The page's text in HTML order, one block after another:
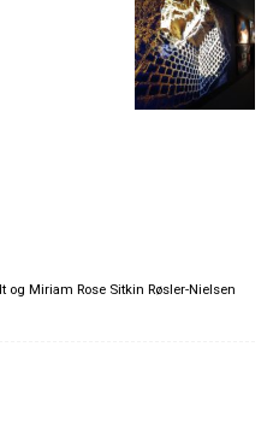
og Miriam Rose Sitkin Røsler-Nielsen